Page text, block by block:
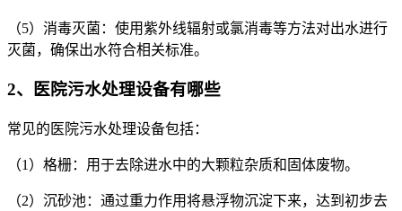
（5）消毒灭菌：使用紫外线辐射或氯消毒等方法对出水进行
灭菌，确保出水符合相关标准。
2、医院污水处理设备有哪些
常见的医院污水处理设备包括：
（1）格栅：用于去除进水中的大颗粒杂质和固体废物。
（2）沉砂池：通过重力作用将悬浮物沉淀下来，达到初步去